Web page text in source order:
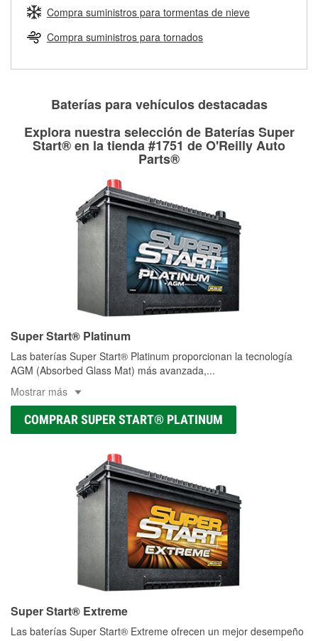
Más información sobre el Programa de Préstamo de
Herramientas de O'Reilly
medirán tus tambores o discos para determinar si pueden
ser rectificados con seguridad. Si tus tambores o discos no
pueden ser reutilizados, podemos ayudarte a encontrar las
partes de reemplazo correctas para tu reparación.
Rectificación de tambores y discos de freno
Compra suministros para tormentas de nieve
Compra suministros para tornados
Baterías para vehículos destacadas
Explora nuestra selección de Baterías Super
Start® en la tienda #1751 de O'Reilly Auto
Parts®
Super Start® Platinum
Las baterías Super Start® Platinum proporcionan la tecnología
AGM (Absorbed Glass Mat) más avanzada,...
Mostrar más
COMPRAR SUPER START® PLATINUM
Super Start® Extreme
Las baterías Super Start® Extreme ofrecen un mejor desempeño